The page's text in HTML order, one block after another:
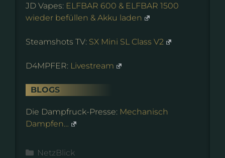
JD Vapes: ELFBAR 600 & ELFBAR 1500
wieder befüllen & Akku laden
Steamshots TV: SX Mini SL Class V2
D4MPFER: Livestream
BLOGS
Die Dampfruck-Presse: Mechanisch
Dampfen…
Kategorien
NetzBlick